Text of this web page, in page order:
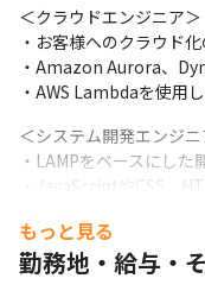
※社員には募集ポジシ
＜プロジェクト例＞
・商社の、「各事業会
い」、「手動・属人化
題を解決するAWSを積
インフラ：AWS
要望はアジャイル
・受動棚割りシステム（
＜クラウドエンジニア＞
・お客様へのクラウド
・Amazon Aurora、
・AWS Lambdaを使用
＜システム開発エンジニ
・LAMPをベースにした
・JavaScriptやCSS、
・要件定義、基本設計の
・LAMP、Vagrantなど
もっと見る
勤務地・給与・